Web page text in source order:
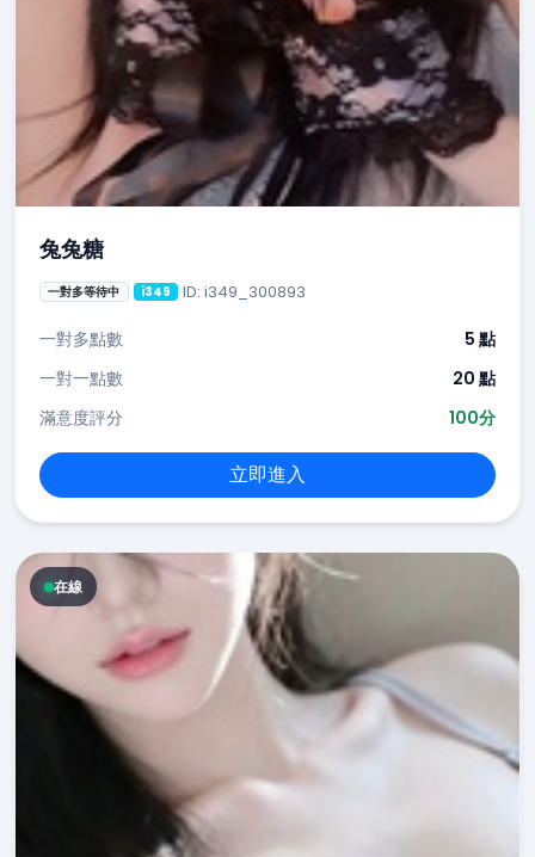
兔兔糖
一對多等待中 i349 ID: i349_300893
一對多點數
5 點
一對一點數
20 點
滿意度評分
100分
立即進入
在線